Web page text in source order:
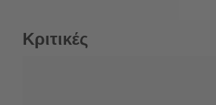
Κριτικές